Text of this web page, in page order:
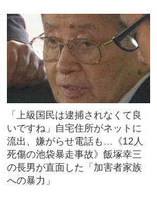
「上級国民は逮捕されなくて良
いですね」自宅住所がネットに
流出、嫌がらせ電話も…《12人
死傷の池袋暴走事故》飯塚幸三
の長男が直面した「加害者家族
への暴力」